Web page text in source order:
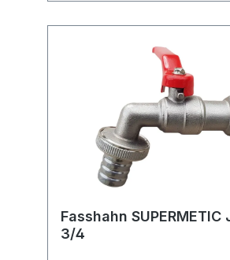
Fasshahn SUPERMETIC
3/4